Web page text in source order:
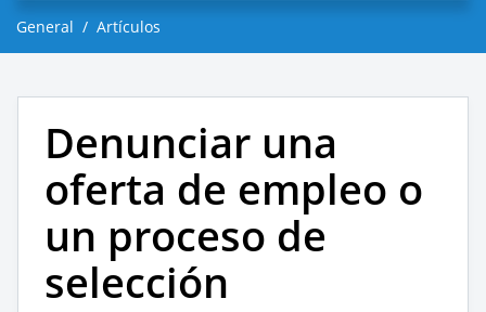
General Artículos
Denunciar una
oferta de empleo o
un proceso de
selección